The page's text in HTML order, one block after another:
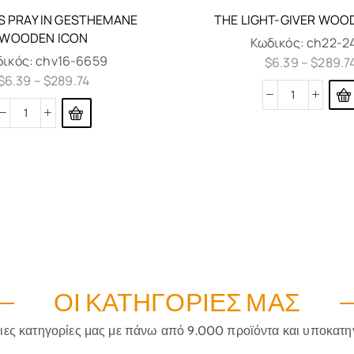
PRAY IN GESTHEMANE
ICON
chv16-6659
6.39 –$289.74
THE LIGHT-GIVER
Κωδικός:ch22-
$6.39 –$
ΟΙ ΚΑΤΗΓΟΡΊΕΣ ΜΑΣ
κατηγορίες μας με πάνω από 9.000 προϊόντα και